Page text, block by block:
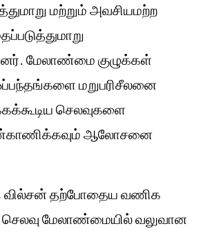
மற்றும் அவசியமற்ற
மேலாண்மை குழுக்கள்
மறுபரிசீலனை
செலவுகளை
ஆலோசனை
வில்சன் தற்போதைய வணிக
செலவு மேலாண்மையில் வலுவான